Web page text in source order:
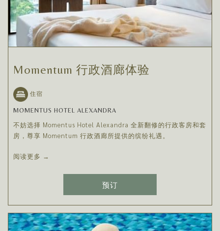
Momentum 行政酒廊体验
住宿
MOMENTUS HOTEL ALEXANDRA
不妨选择 Momentus Hotel Alexandra 全新翻修的行政客房和套
房，尊享 Momentum 行政酒廊所提供的缤纷礼遇。
阅读更多
预订